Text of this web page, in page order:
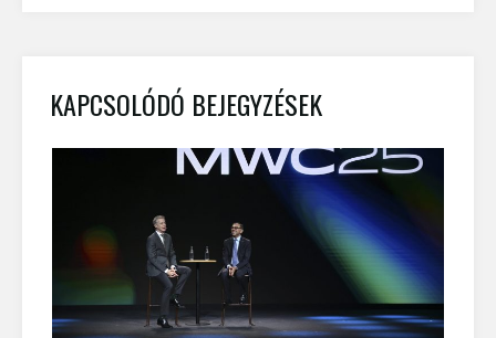
KAPCSOLÓDÓ BEJEGYZÉSEK